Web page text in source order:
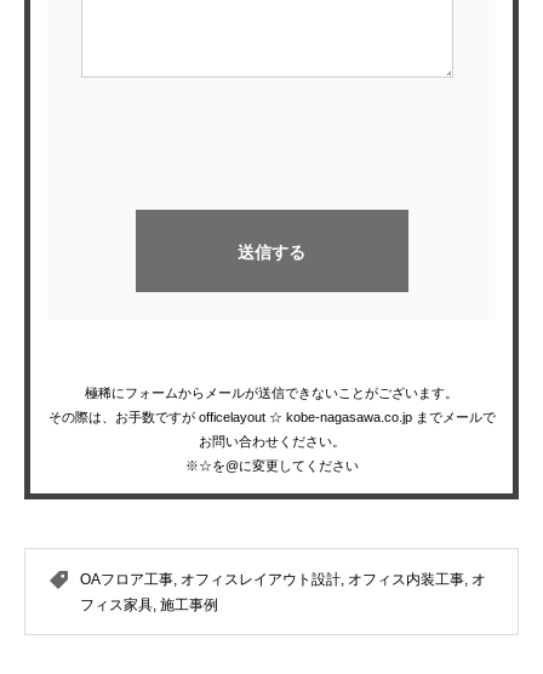
極稀にフォームからメールが送信できないことがございます。
その際は、お手数ですが officelayout ☆ kobe-nagasawa.co.jp までメールで
お問い合わせください。
※☆を@に変更してください
OAフロア工事 オフィスレイアウト設計 オフィス内装工事 オ
フィス家具 施工事例